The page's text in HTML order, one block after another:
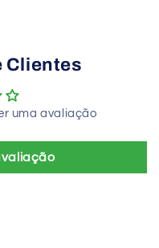
Clientes
uma avaliação